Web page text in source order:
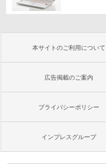
本サイトのご利用について
広告掲載のご案内
プライバシーポリシー
インプレスグループ